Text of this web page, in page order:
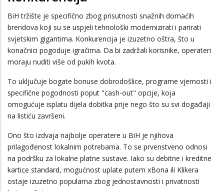
BiH tržište je specifično zbog prisutnosti snažnih domaćih
brendova koji su se uspjeli tehnološki modernizirati i parirati
svjetskim gigantima. Konkurencija je izuzetno oštra, što u
konačnici pogoduje igračima. Da bi zadržali korisnike, operateri
moraju nuditi više od pukih kvota.
To uključuje bogate bonuse dobrodošlice, programe vjernosti i
specifične pogodnosti poput "cash-out" opcije, koja
omogućuje isplatu dijela dobitka prije nego što su svi događaji
na listiću završeni.
Ono što izdvaja najbolje operatere u BiH je njihova
prilagođenost lokalnim potrebama. To se prvenstveno odnosi
na podršku za lokalne platne sustave. Iako su debitne i kreditne
kartice standard, mogućnost uplate putem xBona ili Klikera
ostaje izuzetno popularna zbog jednostavnosti i privatnosti